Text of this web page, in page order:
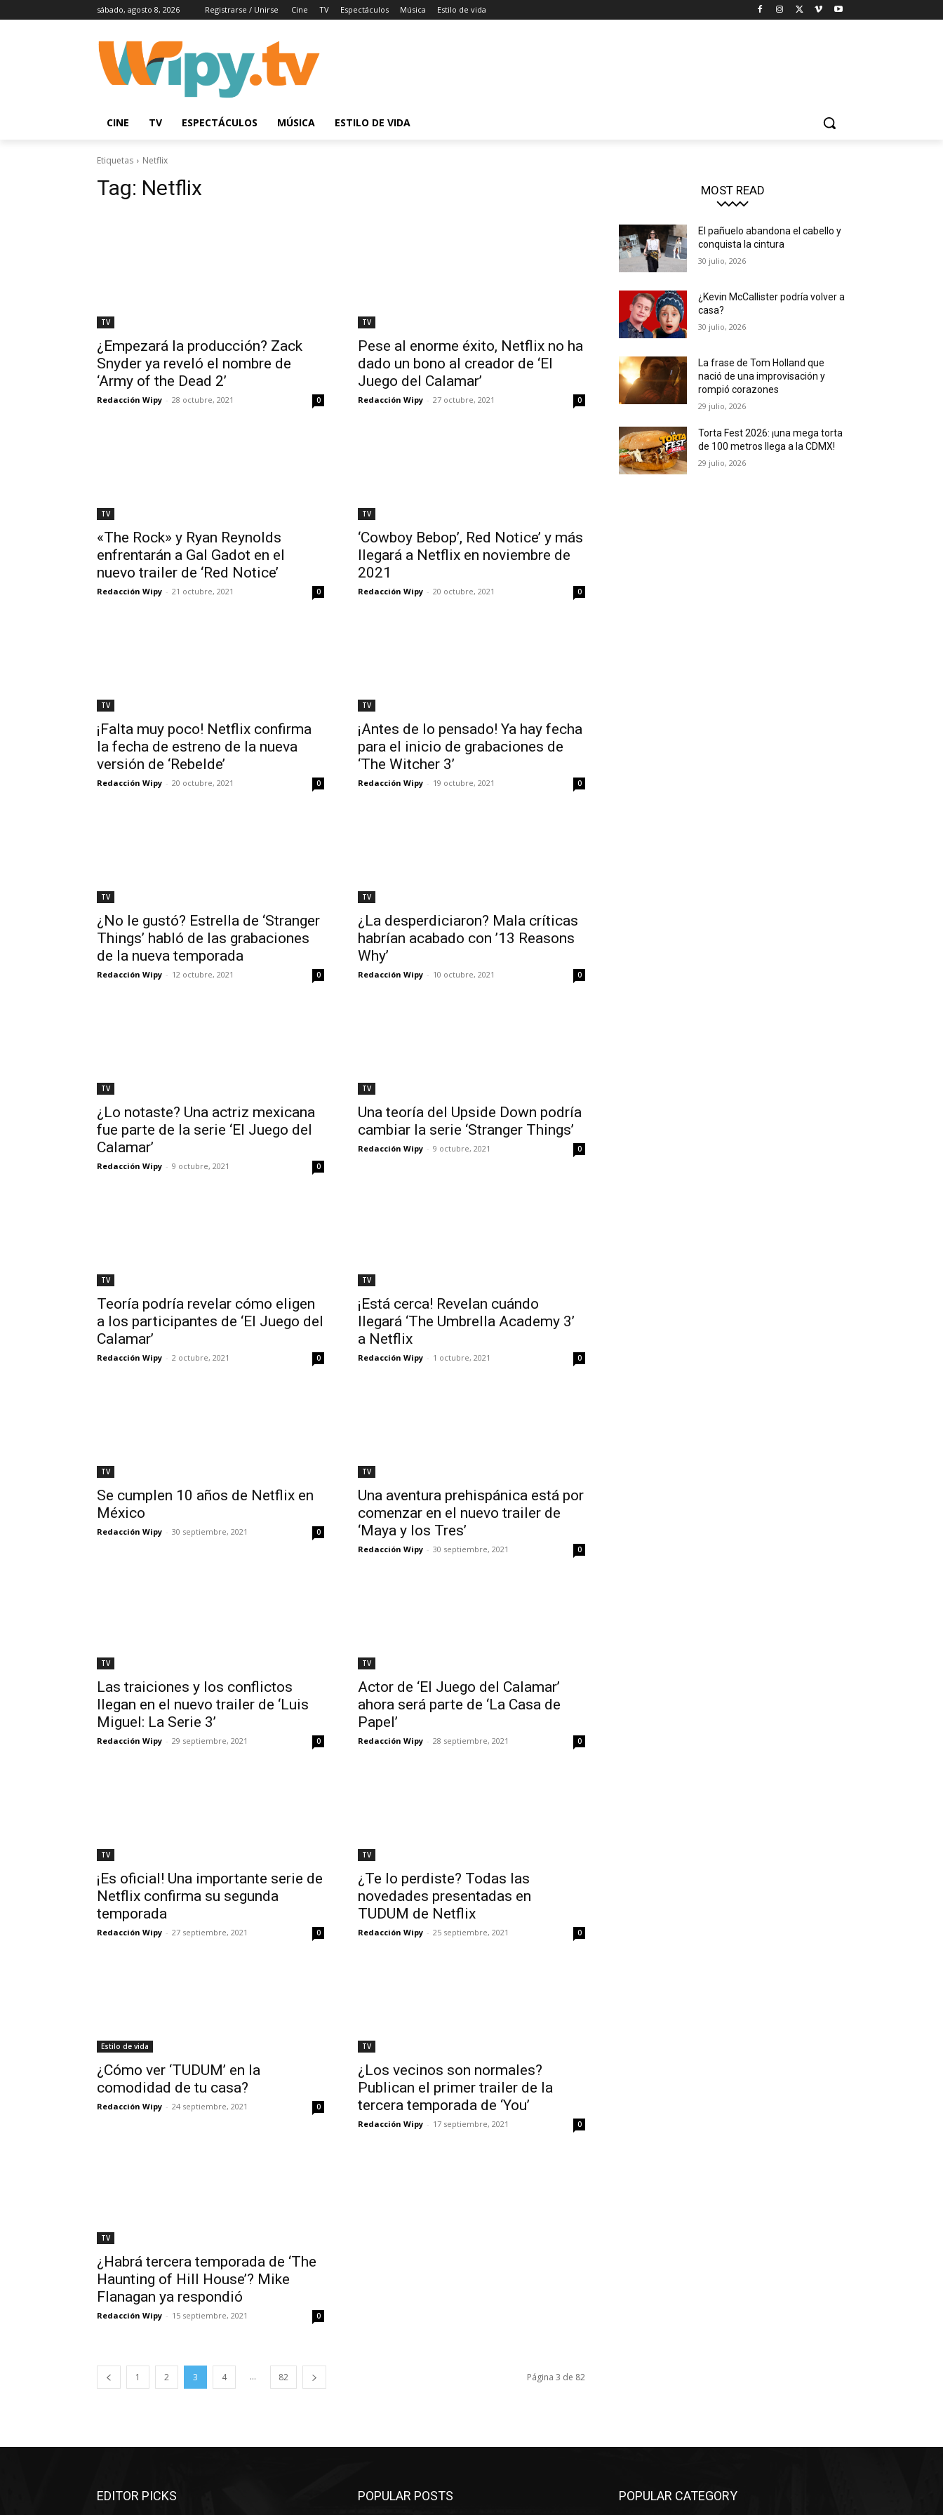
sábado, agosto 8, 2026 Registrarse / Unirse Cine TV Espectáculos Música Estilo de vida
CINE TV ESPECTÁCULOS MÚSICA ESTILO DE VIDA
Etiquetas Netflix
Tag: Netflix
TV
¿Empezará la producción? Zack
Snyder ya reveló el nombre de
‘Army of the Dead 2’
Redacción Wipy - 28 octubre, 2021 0
TV
Pese al enorme éxito, Netflix no ha
dado un bono al creador de ‘El
Juego del Calamar’
Redacción Wipy - 27 octubre, 2021 0
TV
«The Rock» y Ryan Reynolds
enfrentarán a Gal Gadot en el
nuevo trailer de ‘Red Notice’
Redacción Wipy - 21 octubre, 2021 0
TV
‘Cowboy Bebop’, Red Notice’ y más
llegará a Netflix en noviembre de
2021
Redacción Wipy - 20 octubre, 2021 0
TV
¡Falta muy poco! Netflix confirma
la fecha de estreno de la nueva
versión de ‘Rebelde’
Redacción Wipy - 20 octubre, 2021 0
TV
¡Antes de lo pensado! Ya hay fecha
para el inicio de grabaciones de
‘The Witcher 3’
Redacción Wipy - 19 octubre, 2021 0
TV
¿No le gustó? Estrella de ‘Stranger
Things’ habló de las grabaciones
de la nueva temporada
Redacción Wipy - 12 octubre, 2021 0
TV
¿La desperdiciaron? Mala críticas
habrían acabado con ’13 Reasons
Why’
Redacción Wipy - 10 octubre, 2021 0
TV
¿Lo notaste? Una actriz mexicana
fue parte de la serie ‘El Juego del
Calamar’
Redacción Wipy - 9 octubre, 2021 0
TV
Una teoría del Upside Down podría
cambiar la serie ‘Stranger Things’
Redacción Wipy - 9 octubre, 2021 0
TV
Teoría podría revelar cómo eligen
a los participantes de ‘El Juego del
Calamar’
Redacción Wipy - 2 octubre, 2021 0
TV
¡Está cerca! Revelan cuándo
llegará ‘The Umbrella Academy 3’
a Netflix
Redacción Wipy - 1 octubre, 2021 0
TV
Se cumplen 10 años de Netflix en
México
Redacción Wipy - 30 septiembre, 2021 0
TV
Una aventura prehispánica está por
comenzar en el nuevo trailer de
‘Maya y los Tres’
Redacción Wipy - 30 septiembre, 2021 0
TV
Las traiciones y los conflictos
llegan en el nuevo trailer de ‘Luis
Miguel: La Serie 3’
Redacción Wipy - 29 septiembre, 2021 0
TV
Actor de ‘El Juego del Calamar’
ahora será parte de ‘La Casa de
Papel’
Redacción Wipy - 28 septiembre, 2021 0
TV
¡Es oficial! Una importante serie de
Netflix confirma su segunda
temporada
Redacción Wipy - 27 septiembre, 2021 0
TV
¿Te lo perdiste? Todas las
novedades presentadas en
TUDUM de Netflix
Redacción Wipy - 25 septiembre, 2021 0
Estilo de vida
¿Cómo ver ‘TUDUM’ en la
comodidad de tu casa?
Redacción Wipy - 24 septiembre, 2021 0
TV
¿Los vecinos son normales?
Publican el primer trailer de la
tercera temporada de ‘You’
Redacción Wipy - 17 septiembre, 2021 0
TV
¿Habrá tercera temporada de ‘The
Haunting of Hill House’? Mike
Flanagan ya respondió
Redacción Wipy - 15 septiembre, 2021 0
1 2 3 4 ... 82 Página 3 de 82
MOST READ
El pañuelo abandona el cabello y
conquista la cintura
30 julio, 2026
¿Kevin McCallister podría volver a
casa?
30 julio, 2026
La frase de Tom Holland que
nació de una improvisación y
rompió corazones
29 julio, 2026
Torta Fest 2026: ¡una mega torta
de 100 metros llega a la CDMX!
29 julio, 2026
EDITOR PICKS POPULAR POSTS POPULAR CATEGORY